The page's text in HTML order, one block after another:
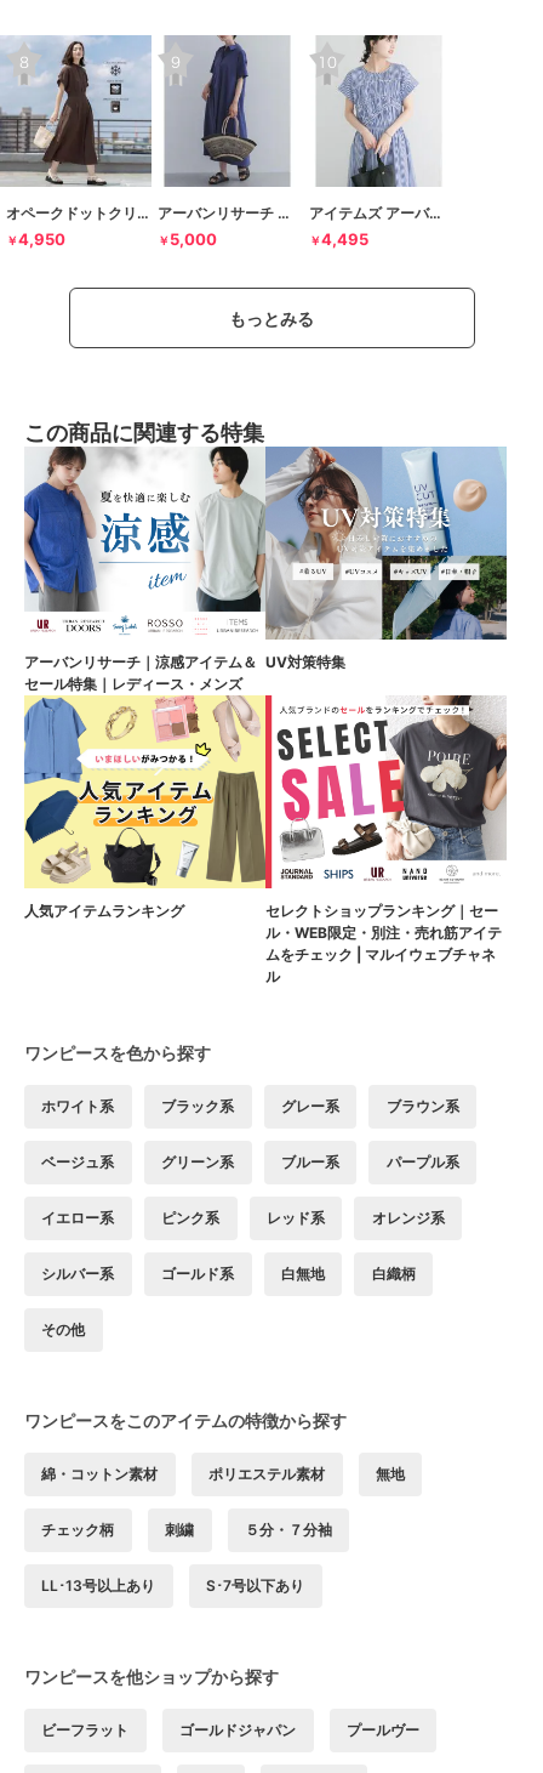
オペークドットクリップ
￥4,950
アーバンリサーチ ドアーズ
￥ 5,000
アイテムズ アーバンリサーチ
￥4,495
もっとみる
この商品に関連する特集
アーバンリサーチ｜涼感アイテム＆
セール特集｜レディース・メンズ
UV対策特集
人気アイテムランキング
セレクトショップランキング｜セー
ル・WEB限定・別注・売れ筋アイテ
ムをチェック | マルイウェブチャネ
ル
ワンピースを色から探す
ホワイト系 ブラック系 グレー系 ブラウン系
ベージュ系 グリーン系 ブルー系 パープル系
イエロー系 ピンク系 レッド系 オレンジ系
シルバー系 ゴールド系 白無地 白織柄
その他
ワンピースをこのアイテムの特徴から探す
綿・コットン素材 ポリエステル素材 無地
チェック柄 刺繍 ５分・７分袖
LL･13号以上あり S･7号以下あり
ワンピースを他ショップから探す
ビーフラット ゴールドジャパン プールヴー